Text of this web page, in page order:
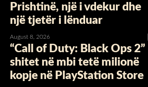
Prishtinë, një i vdekur dhe
një tjetër i lënduar
August 8, 2026
“Call of Duty: Black Ops 2”
shitet në mbi tetë milionë
kopje në PlayStation Store